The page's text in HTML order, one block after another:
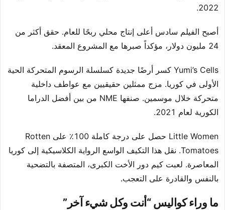
2022.
أصبح الفيلم سادس أعلى إنتاج محلي ربحًا للعام. حقق أكثر من
24 مليون دولار، مؤكداً صبرها مع المشروع المعقد.
Yumi’s Cells كسر أرضًا جديدة كسلسلة الرسوم المتحركة الحية
الأولى في كوريا. مزج ممثلين حقيقيين مع عواطف داخلية
متحركة خلال موسمين. صنفها NME من بين أفضل الدراما
الكورية لعام 2021.
Little Women حصل على درجة كاملة 100٪ على Rotten
Tomatoes. نقل هذا التكيف الواسع الرواية الكلاسيكية إلى كوريا
المعاصرة. لعبت كيم دور الأخت الكبرى، المتصفة بالتضحية
بالنفس والقادرة على التعجب.
ما وراء كواليس “أنت وكل شيء آخر”